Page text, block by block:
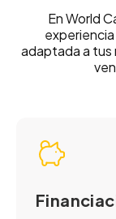
En World
adaptada a tus